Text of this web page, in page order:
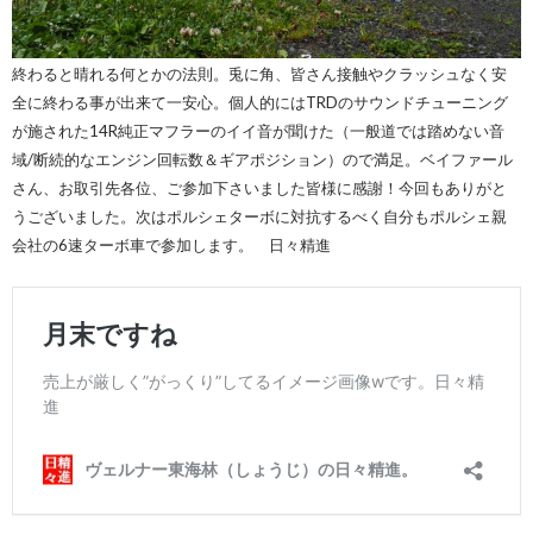
終わると晴れる何とかの法則。兎に角、皆さん接触やクラッシュなく安
全に終わる事が出来て一安心。個人的にはTRDのサウンドチューニング
が施された14R純正マフラーのイイ音が聞けた（一般道では踏めない音
域/断続的なエンジン回転数＆ギアポジション）ので満足。ベイファール
さん、お取引先各位、ご参加下さいました皆様に感謝！今回もありがと
うございました。次はポルシェターボに対抗するべく自分もポルシェ親
会社の6速ターボ車で参加します。 日々精進